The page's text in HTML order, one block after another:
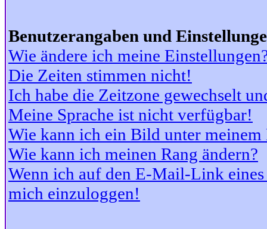
Benutzerangaben und
Wie ändere ich meine
Die Zeiten stimmen nicht!
Ich habe die Zeitzone gewechselt
Meine Sprache ist nicht verfügbar!
Wie kann ich ein Bild unter meinem
Wie kann ich meinen Rang ändern?
Wenn ich auf den E-Mail-Link
mich einzuloggen!